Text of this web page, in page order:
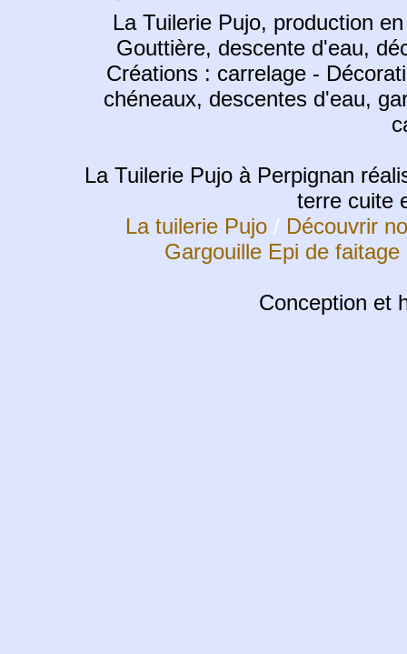
La Tuilerie Pujo, production
Gouttière, descente d'eau,
Créations : carrelage -
chéneaux, descentes d'eau,
La Tuilerie Pujo à Perpignan
terre cuite
La tuilerie Pujo / Découvrir
Gargouille Epi de
Conception et